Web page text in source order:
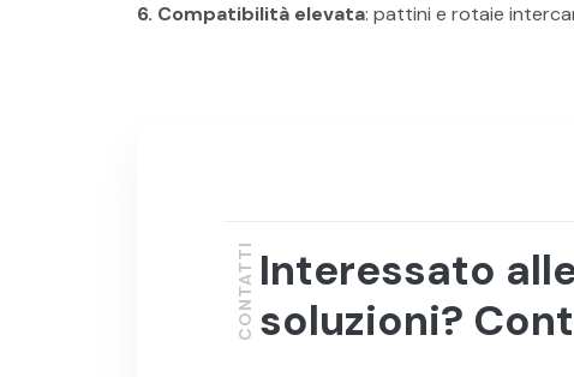
6. Compatibilità elevata: pattini e rotaie
Interessato
soluzioni?
CONTATTI